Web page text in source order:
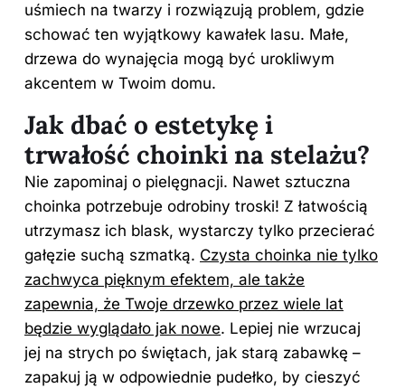
uśmiech na twarzy i rozwiązują problem, gdzie
schować ten wyjątkowy kawałek lasu. Małe,
drzewa do wynajęcia mogą być urokliwym
akcentem w Twoim domu.
Jak dbać o estetykę i
trwałość choinki na stelażu?
Nie zapominaj o pielęgnacji. Nawet sztuczna
choinka potrzebuje odrobiny troski! Z łatwością
utrzymasz ich blask, wystarczy tylko przecierać
gałęzie suchą szmatką. Czysta choinka nie tylko
zachwyca pięknym efektem, ale także
zapewnia, że Twoje drzewko przez wiele lat
będzie wyglądało jak nowe. Lepiej nie wrzucaj
jej na strych po świętach, jak starą zabawkę –
zapakuj ją w odpowiednie pudełko, by cieszyć